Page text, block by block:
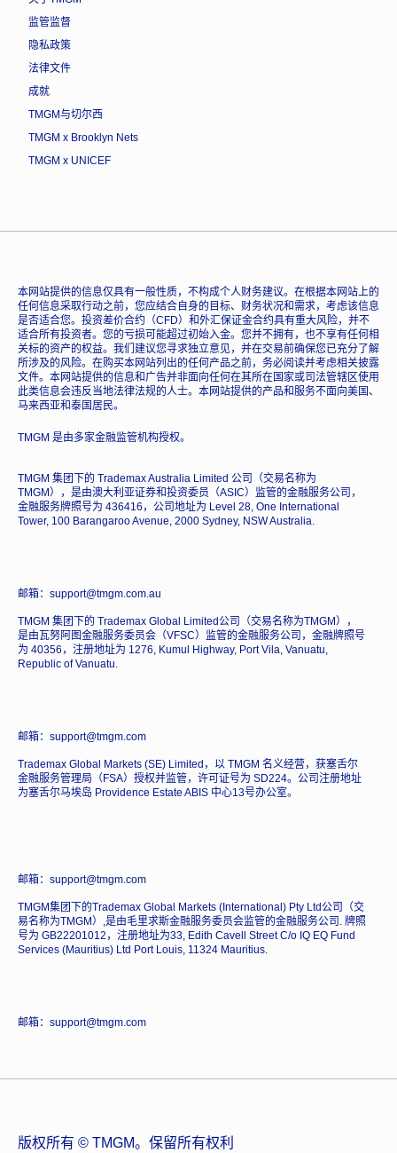
监管监督
隐私政策
法律文件
成就
TMGM与切尔西
TMGM x Brooklyn Nets
TMGM x UNICEF
本网站提供的信息仅具有一般性质，不构成个人财务建议。在根据本网站上的
任何信息采取行动之前，您应结合自身的目标、财务状况和需求，考虑该信息
是否适合您。投资差价合约（CFD）和外汇保证金合约具有重大风险，并不
适合所有投资者。您的亏损可能超过初始入金。您并不拥有，也不享有任何相
关标的资产的权益。我们建议您寻求独立意见，并在交易前确保您已充分了解
所涉及的风险。在购买本网站列出的任何产品之前，务必阅读并考虑相关披露
文件。本网站提供的信息和广告并非面向任何在其所在国家或司法管辖区使用
此类信息会违反当地法律法规的人士。本网站提供的产品和服务不面向美国、
马来西亚和泰国居民。
TMGM 是由多家金融监管机构授权。
TMGM 集团下的 Trademax Australia Limited 公司（交易名称为
TMGM），是由澳大利亚证券和投资委员（ASIC）监管的金融服务公司，
金融服务牌照号为 436416，公司地址为 Level 28, One International
Tower, 100 Barangaroo Avenue, 2000 Sydney, NSW Australia.
邮箱：support@tmgm.com.au
TMGM 集团下的 Trademax Global Limited公司（交易名称为TMGM），
是由瓦努阿图金融服务委员会（VFSC）监管的金融服务公司，金融牌照号
为 40356，注册地址为 1276, Kumul Highway, Port Vila, Vanuatu,
Republic of Vanuatu.
邮箱：support@tmgm.com
Trademax Global Markets (SE) Limited，以 TMGM 名义经营，获塞舌尔
金融服务管理局（FSA）授权并监管，许可证号为 SD224。公司注册地址
为塞舌尔马埃岛 Providence Estate ABIS 中心13号办公室。
邮箱：support@tmgm.com
TMGM集团下的Trademax Global Markets (International) Pty Ltd公司（交
易名称为TMGM）,是由毛里求斯金融服务委员会监管的金融服务公司. 牌照
号为 GB22201012，注册地址为33, Edith Cavell Street C/o IQ EQ Fund
Services (Mauritius) Ltd Port Louis, 11324 Mauritius.
邮箱：support@tmgm.com
版权所有 © TMGM。保留所有权利